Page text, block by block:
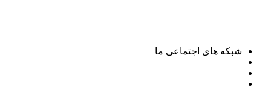
شبکه های اجتماعی ما